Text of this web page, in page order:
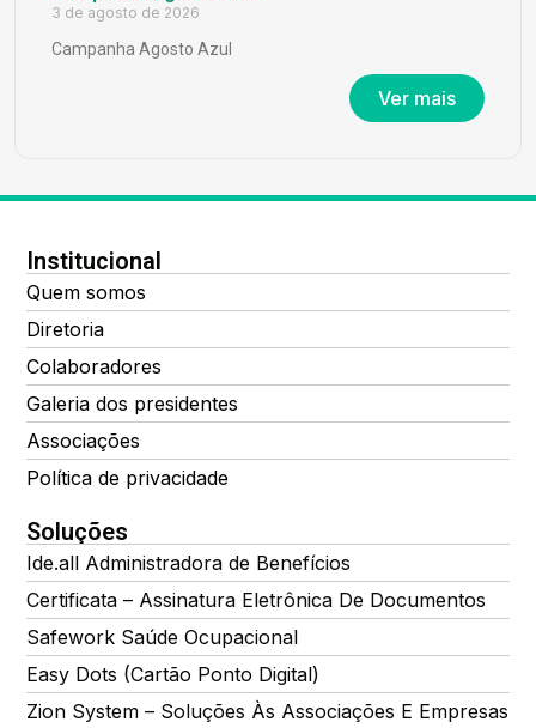
3 de agosto de 2026
Campanha Agosto Azul
Ver mais
Institucional
Quem somos
Diretoria
Colaboradores
Galeria dos presidentes
Associações
Política de privacidade
Soluções
Ide.all Administradora de Benefícios
Certificata – Assinatura Eletrônica De Documentos
Safework Saúde Ocupacional
Easy Dots (Cartão Ponto Digital)
Zion System – Soluções Às Associações E Empresas